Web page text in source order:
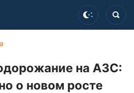
на АЗС:
о новом росте